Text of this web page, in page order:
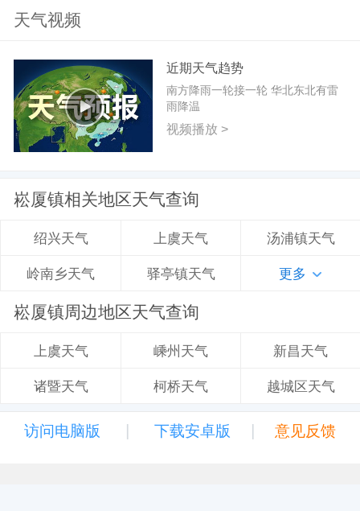
天气视频
近期天气趋势
南方降雨一轮接一轮 华北东北有雷
雨降温
视频播放 >
崧厦镇相关地区天气查询
绍兴天气 上虞天气 汤浦镇天气
岭南乡天气 驿亭镇天气 更多
崧厦镇周边地区天气查询
上虞天气 嵊州天气 新昌天气
诸暨天气 柯桥天气 越城区天气
访问电脑版 | 下载安卓版 | 意见反馈